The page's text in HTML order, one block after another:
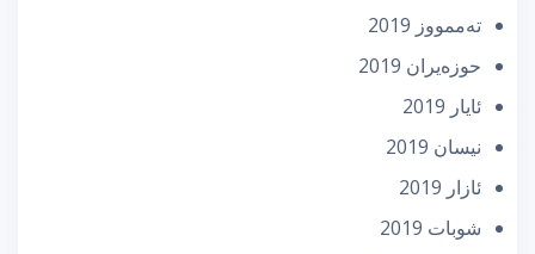
تەممووز 2019
حوزه‌یران 2019
ئایار 2019
نیسان 2019
ئازار 2019
شوبات 2019